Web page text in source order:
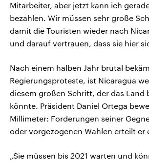
Mitarbeiter, aber jetzt kann ich
bezahlen. Wir müssen sehr große
damit die Touristen wieder nach
und darauf vertrauen, dass sie hier
Nach einem halben Jahr brutal
Regierungsproteste, ist Nicaragua
diesem großen Schritt, der das Land
könnte. Präsident Daniel Ortega
Millimeter: Forderungen seiner
oder vorgezogenen Wahlen erteilt er
„Sie müssen bis 2021 warten und